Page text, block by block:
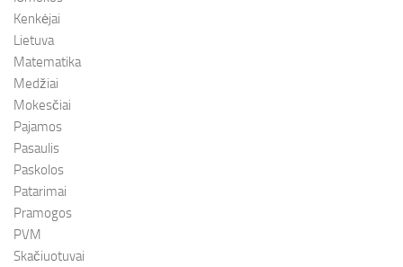
Kenkėjai
Lietuva
Matematika
Medžiai
Mokesčiai
Pajamos
Pasaulis
Paskolos
Patarimai
Pramogos
PVM
Skačiuotuvai